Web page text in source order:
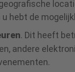
hebt de
. Dit heeft
andere